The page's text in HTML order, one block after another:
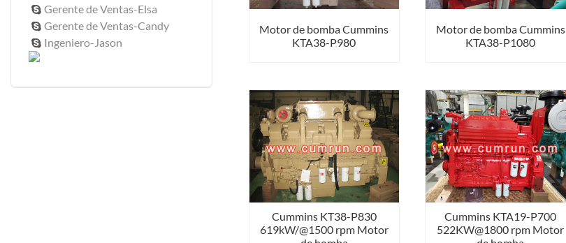
Motor de bomba Cummins
KTA38-P980
Motor de bomba Cummins
KTA38-P1080
Cummins KT38-P830
619kW/@1500 rpm Motor
Cummins KTA19-P700
522KW@1800 rpm Motor
 Gerente de Ventas-Elsa
 Gerente de Ventas-Candy
 Ingeniero-Jason